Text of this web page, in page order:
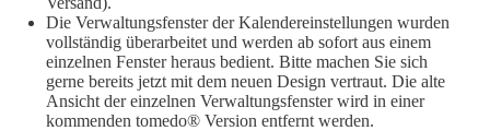
Die Verwaltungsfenster der Kalendereinstellungen wurden
vollständig überarbeitet und werden ab sofort aus einem
einzelnen Fenster heraus bedient. Bitte machen Sie sich
gerne bereits jetzt mit dem neuen Design vertraut. Die alte
Ansicht der einzelnen Verwaltungsfenster wird in einer
kommenden tomedo® Version entfernt werden.